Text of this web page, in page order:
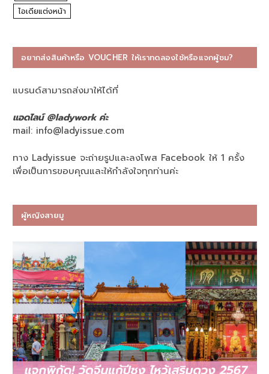
ไอเดียแต่งหน้า
อยากส่งสินค้าหรือ VOUCHER ให้เราทดลองใช้หรือแจกผู้ชม?
แบรนด์สามารถส่งมาให้ได้ที่
แอดไลน์ @ladywork ค่ะ
mail: info@ladyissue.com
ทาง Ladyissue จะถ่ายรูปและลงโพส Facebook ให้ 1 ครั้ง
เพื่อเป็นการขอบคุณและให้กำลังใจทุกท่านค่ะ
ผู้หญิงสายมู